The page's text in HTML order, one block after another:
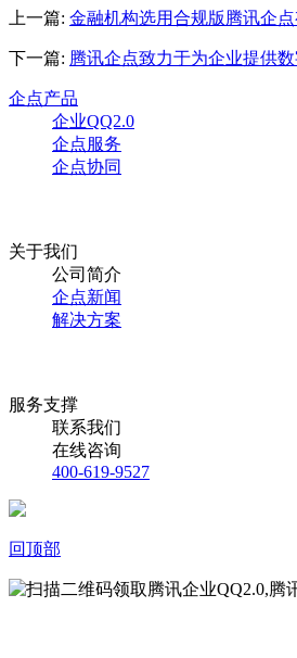
上一篇: 金融机构选用合规版腾讯企
下一篇: 腾讯企点致力于为企业提供
企点产品
企业QQ2.0
企点服务
企点协同
关于我们
公司简介
企点新闻
解决方案
服务支撑
联系我们
在线咨询
400-619-9527
回顶部